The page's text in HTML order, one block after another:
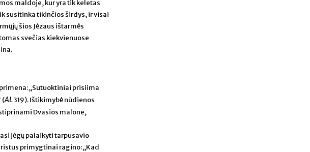
maldoje, kur yra tik keletas
susitinka tikinčios širdys, ir visai
šios Jėzaus ištarmės
svečias kiekvienuose
„Sutuoktiniai prisiima
(AL319). Ištikimybė nūdienos
Dvasios malone,
jėgų palaikyti tarpusavio
primygtinai ragino: „Kad